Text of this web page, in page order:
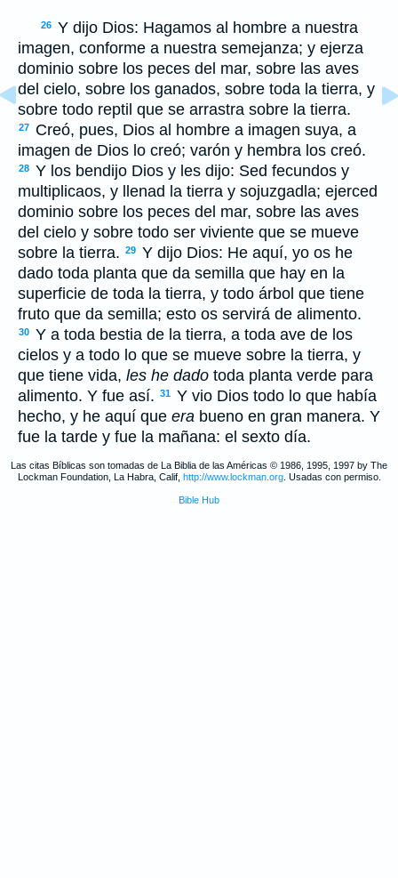
26 Y dijo Dios: Hagamos al hombre a nuestra
imagen, conforme a nuestra semejanza; y ejerza
dominio sobre los peces del mar, sobre las aves
del cielo, sobre los ganados, sobre toda la tierra, y
sobre todo reptil que se arrastra sobre la tierra.
27
Creó, pues, Dios al hombre a imagen suya, a
imagen de Dios lo creó; varón y hembra los creó.
28 Y los bendijo Dios y les dijo: Sed fecundos y
multiplicaos, y llenad la tierra y sojuzgadla; ejerced
dominio sobre los peces del mar, sobre las aves
del cielo y sobre todo ser viviente que se mueve
sobre la tierra. 29 Y dijo Dios: He aquí, yo os he
dado toda planta que da semilla que hay en la
superficie de toda la tierra, y todo árbol que tiene
fruto que da semilla; esto os servirá de alimento.
30 Y a toda bestia de la tierra, a toda ave de los
cielos y a todo lo que se mueve sobre la tierra, y
que tiene vida, les he dado toda planta verde para
alimento. Y fue así. 31 Y vio Dios todo lo que había
hecho, y he aquí que era bueno en gran manera. Y
fue la tarde y fue la mañana: el sexto día.
Las citas Bíblicas son tomadas de La Biblia de las Américas © 1986, 1995, 1997 by The
Lockman Foundation, La Habra, Calif, http://www.lockman.org. Usadas con permiso.
Bible Hub